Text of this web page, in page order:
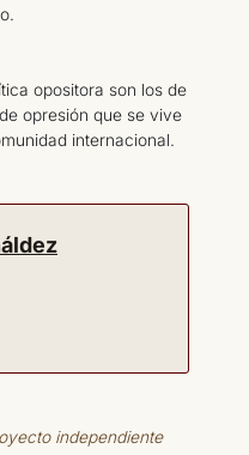
opositora son los de
opresión que se vive
internacional.
independiente